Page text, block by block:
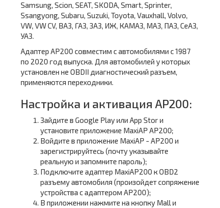
Samsung, Scion, SEAT, SKODA, Smart, Sprinter,
Ssangyong, Subaru, Suzuki, Toyota, Vauxhall, Volvo,
VW, VW CV, ВАЗ, ГАЗ, ЗАЗ, ИЖ, КАМАЗ, МАЗ, ПАЗ, СеАЗ,
УАЗ.
Адаптер AP200 совместим с автомобилями с 1987
по 2020 год выпуска. Для автомобилей у которых
установлен не OBDII диагностический разъем,
применяются переходники.
Настройка и активация AP200:
Зайдите в Google Play или App Stor и
установите приложение MaxiAP AP200;
Войдите в приложение MaxiAP - AP200 и
зарегистрируйтесь (почту указывайте
реальную и запомните пароль);
Подключите адаптер MaxiAP200 к OBD2
разъему автомобиля (произойдет сопряжение
устройства с адаптером AP200);
В приложении нажмите на кнопку Mall и